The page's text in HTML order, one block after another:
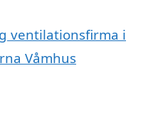
ventilationsfirma i
Våmhus